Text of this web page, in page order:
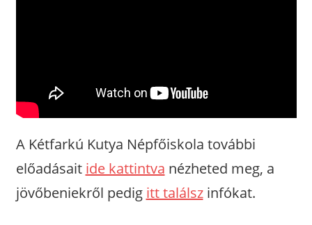
A Kétfarkú Kutya Népfőiskola további
előadásait ide kattintva nézheted meg, a
jövőbeniekről pedig itt találszinfókat.